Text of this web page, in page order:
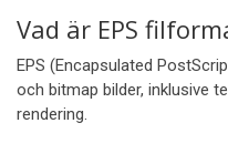
Vad är EPS
EPS (Encapsulated
och bitmap bilder, inklusive
rendering.